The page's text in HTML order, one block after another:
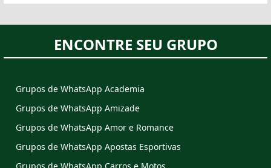
ENCONTRE SEU GRUPO
Grupos de WhatsApp Academia
Grupos de WhatsApp Amizade
Grupos de WhatsApp Amor e Romance
Grupos de WhatsApp Apostas Esportivas